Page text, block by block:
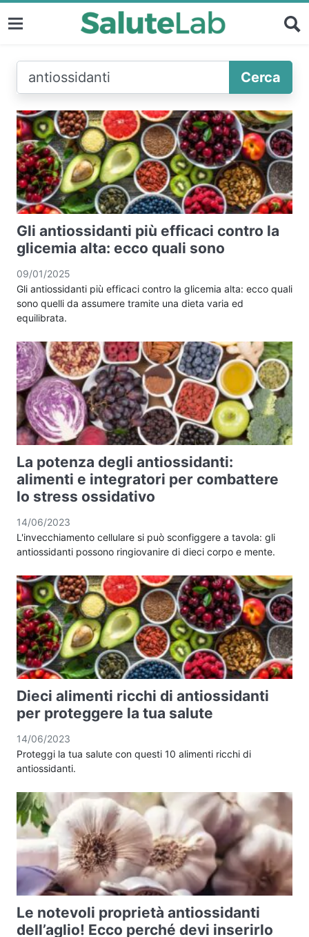
Cerca
Gli antiossidanti più efficaci contro la
glicemia alta: ecco quali sono
09/01/2025
Gli antiossidanti più efficaci contro la glicemia alta: ecco quali
sono quelli da assumere tramite una dieta varia ed
equilibrata.
La potenza degli antiossidanti:
alimenti e integratori per combattere
lo stress ossidativo
14/06/2023
L'invecchiamento cellulare si può sconfiggere a tavola: gli
antiossidanti possono ringiovanire di dieci corpo e mente.
Dieci alimenti ricchi di antiossidanti
per proteggere la tua salute
14/06/2023
Proteggi la tua salute con questi 10 alimenti ricchi di
antiossidanti.
Le notevoli proprietà antiossidanti
dell’aglio! Ecco perché devi inserirlo